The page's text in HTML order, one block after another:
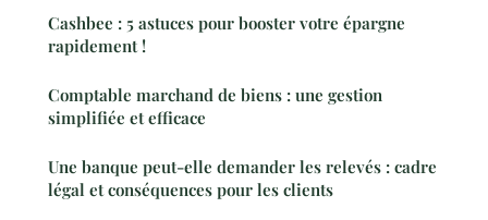
Cashbee : 5 astuces pour booster votre épargne
rapidement !
Comptable marchand de biens : une gestion
simplifiée et efficace
Une banque peut-elle demander les relevés : cadre
légal et conséquences pour les clients